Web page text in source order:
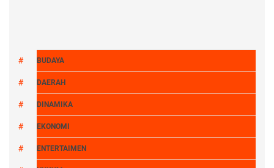
BUDAYA
DAERAH
DINAMIKA
EKONOMI
ENTERTAIMEN